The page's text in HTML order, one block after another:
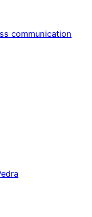
communication